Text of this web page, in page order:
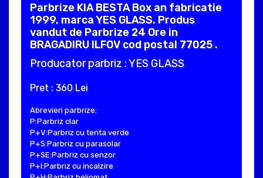
Parbrize KIA BESTA Box an fabricatie
1999, marca YES GLASS. Produs
vandut de Parbrize 24 Ore in
BRAGADIRU ILFOV cod postal 77025 .
Producator parbriz : YES GLASS
Pret : 360 Lei
Abrevieri parbrize:
P:Parbriz clar
P+V:Parbriz cu tenta verde
P+S:Parbriz cu parasolar
P+SE:Parbriz cu senzor
P+I:Parbriz cu incalzire